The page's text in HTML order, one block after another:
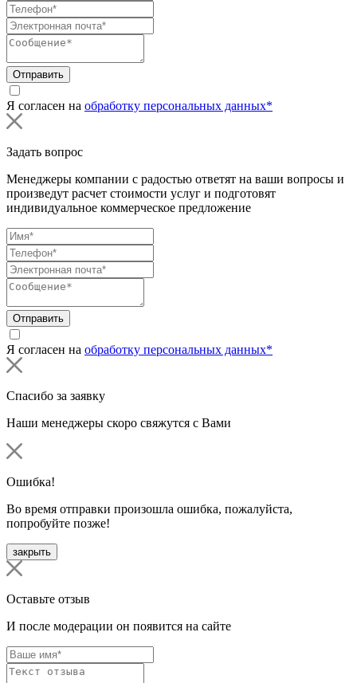
Отправить
Я согласен на обработку персональных данных*
Задать вопрос
Менеджеры компании с радостью ответят на ваши вопросы и
произведут расчет стоимости услуг и подготовят
индивидуальное коммерческое предложение
Отправить
Я согласен на обработку персональных данных*
Спасибо за заявку
Наши менеджеры скоро свяжутся с Вами
Ошибка!
Во время отправки произошла ошибка, пожалуйста,
попробуйте позже!
закрыть
Оставьте отзыв
И после модерации он появится на сайте